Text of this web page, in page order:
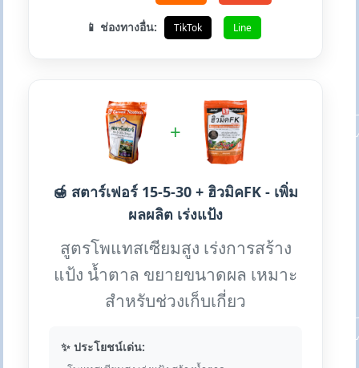
📱 ช่องทางอื่น: TikTok Line
+
🍯 สตาร์เฟอร์ 15-5-30 + ฮิวมิคFK - เพิ่ม
ผลผลิต เร่งแป้ง
สูตรโพแทสเซียมสูง เร่งการสร้าง
แป้ง น้ำตาล ขยายขนาดผล เหมาะ
สำหรับช่วงเก็บเกี่ยว
✨ ประโยชน์เด่น: